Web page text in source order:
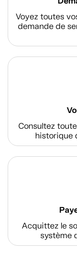
Voyez toutes
demande de
Consultez
historique
Acquittez le
système